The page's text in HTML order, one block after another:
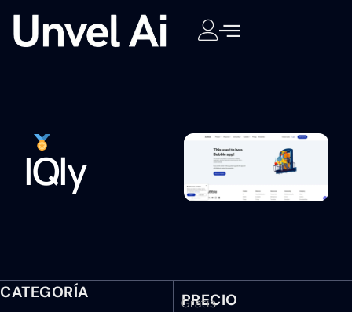
IQly
CATEGORÍA PRECIO
Gratis